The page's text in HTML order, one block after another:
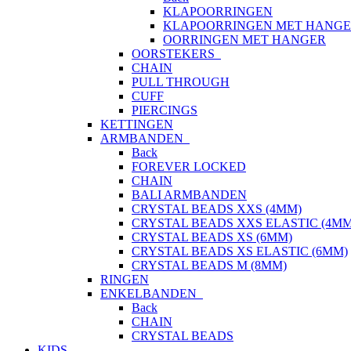
KLAPOORRINGEN
KLAPOORRINGEN MET
OORRINGEN MET HANGER
OORSTEKERS
CHAIN
PULL THROUGH
CUFF
PIERCINGS
KETTINGEN
ARMBANDEN
Back
FOREVER LOCKED
CHAIN
BALI ARMBANDEN
CRYSTAL BEADS XXS (4MM)
CRYSTAL BEADS XXS ELASTIC
CRYSTAL BEADS XS (6MM)
CRYSTAL BEADS XS ELASTIC (6MM)
CRYSTAL BEADS M (8MM)
RINGEN
ENKELBANDEN
Back
CHAIN
CRYSTAL BEADS